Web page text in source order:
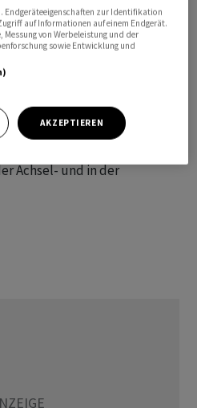
17A-Hemmer für
hiess es weiter.
eine chronische und
der Talgdrüsen und der
Abszessen mit
Infektionen
Achsel- und in der
Endgeräteeigenschaften zur Identifikation
auf Informationen auf einem Endgerät.
von Werbeleistung und der
sowie Entwicklung und
AKZEPTIEREN